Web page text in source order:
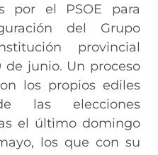
por el PSOE para
del Grupo
provincial
de junio. Un proceso
los propios ediles
las elecciones
el último domingo
los que con su